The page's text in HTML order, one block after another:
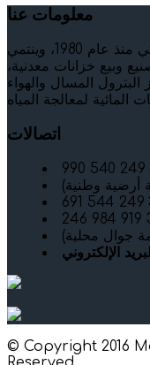
معلومات عنا
وكانت الشركة قد وجدت أنريكي وأنريكي منذ عام 1980، وينتمي
وبيع خزانات معدنية،
المسال والهواء
اتصالات
© Copyright 2016